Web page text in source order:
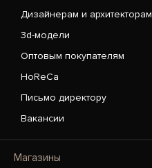
Дизайнерам и архитекторам
3d-модели
Оптовым покупателям
HoReCa
Письмо директору
Вакансии
Магазины